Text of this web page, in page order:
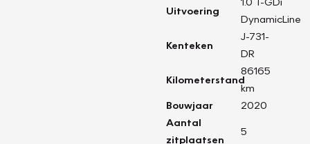
Uitvoering
DynamicLine
Kenteken
J-731-
DR
Kilometerstand
86165
km
Bouwjaar
2020
Aantal
zitplaatsen
5